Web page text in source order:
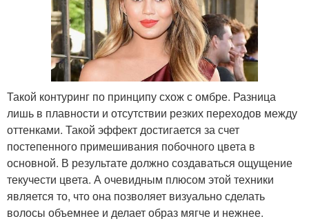
Такой контуринг по принципу схож с омбре. Разница
лишь в плавности и отсутствии резких переходов между
оттенками. Такой эффект достигается за счет
постепенного примешивания побочного цвета в
основной. В результате должно создаваться ощущение
текучести цвета. А очевидным плюсом этой техники
является то, что она позволяет визуально сделать
волосы объемнее и делает образ мягче и нежнее.